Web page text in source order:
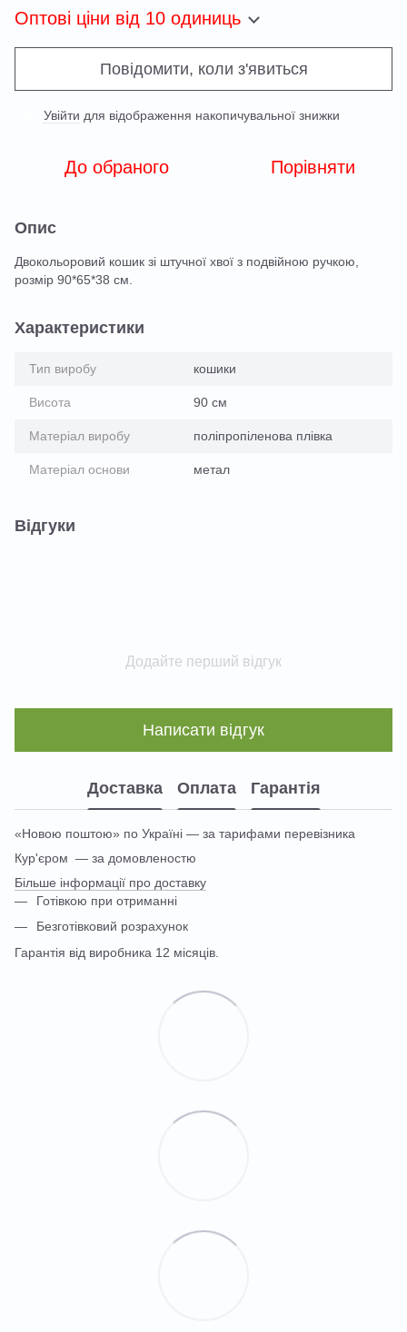
Оптові ціни від 10 одиниць
Повідомити, коли з'явиться
Увійти для відображення накопичувальної знижки
До обраного Порівняти
Опис
Двокольоровий кошик зі штучної хвої з подвійною ручкою,
розмір 90*65*38 см.
Характеристики
Тип виробу кошики
Висота 90 см
Матеріал виробу поліпропіленова плівка
Матеріал основи метал
Відгуки
Додайте перший відгук
Написати відгук
Доставка Оплата Гарантія
«Новою поштою» по Україні — за тарифами перевізника
Кур'єром — за домовленостю
Більше інформації про доставку
Готівкою при отриманні
Безготівковий розрахунок
Гарантія від виробника 12 місяців.